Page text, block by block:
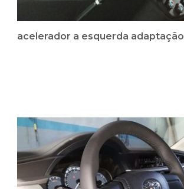
acelerador a esquerda adaptação